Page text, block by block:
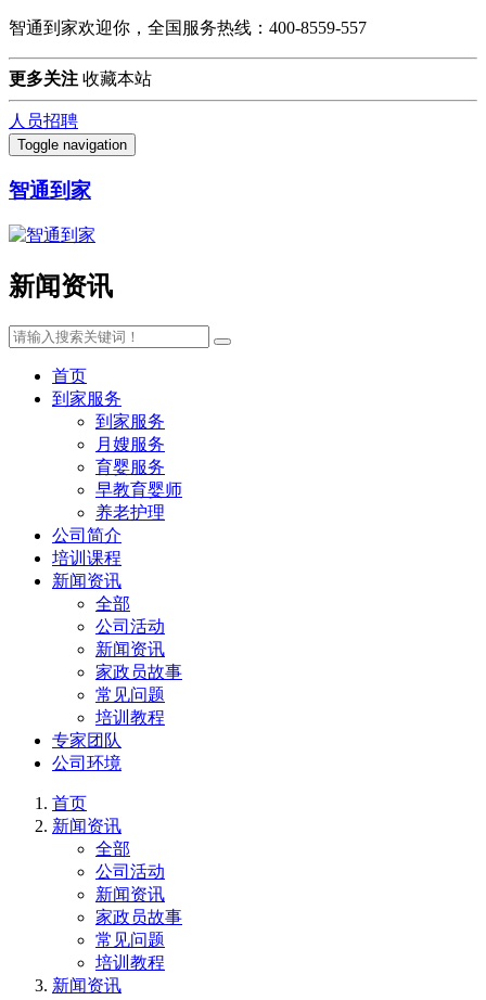
智通到家欢迎你，全国服务热线：400-8559-557
更多关注 收藏本站
人员招聘
Toggle navigation
智通到家
新闻资讯
首页
到家服务
到家服务
月嫂服务
育婴服务
早教育婴师
养老护理
公司简介
培训课程
新闻资讯
全部
公司活动
新闻资讯
家政员故事
常见问题
培训教程
专家团队
公司环境
首页
新闻资讯
全部
公司活动
新闻资讯
家政员故事
常见问题
培训教程
新闻资讯